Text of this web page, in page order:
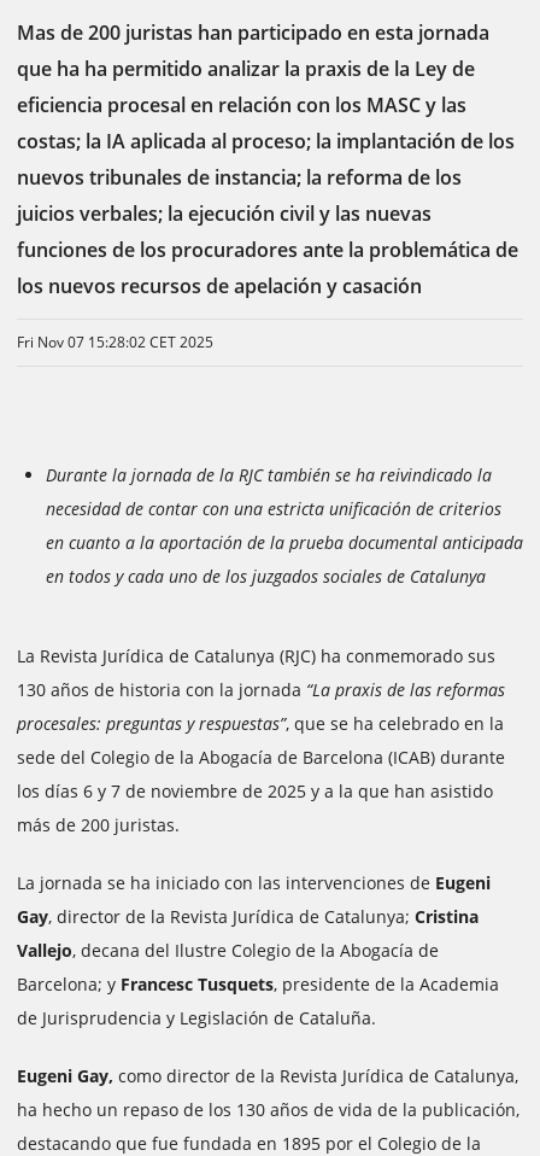
Mas de 200 juristas han participado en esta jornada
que ha ha permitido analizar la praxis de la Ley de
eficiencia procesal en relación con los MASC y las
costas; la IA aplicada al proceso; la implantación de los
nuevos tribunales de instancia; la reforma de los
juicios verbales; la ejecución civil y las nuevas
funciones de los procuradores ante la problemática de
los nuevos recursos de apelación y casación
Fri Nov 07 15:28:02 CET 2025
Durante la jornada de la RJC también se ha reivindicado la
necesidad de contar con una estricta unificación de criterios
en cuanto a la aportación de la prueba documental anticipada
en todos y cada uno de los juzgados sociales de Catalunya
La Revista Jurídica de Catalunya (RJC) ha conmemorado sus
130 años de historia con la jornada “La praxis de las reformas
procesales: preguntas y respuestas”, que se ha celebrado en la
sede del Colegio de la Abogacía de Barcelona (ICAB) durante
los días 6 y 7 de noviembre de 2025 y a la que han asistido
más de 200 juristas.
La jornada se ha iniciado con las intervenciones de Eugeni
Gay, director de la Revista Jurídica de Catalunya; Cristina
Vallejo, decana del Ilustre Colegio de la Abogacía de
Barcelona; y Francesc Tusquets, presidente de la Academia
de Jurisprudencia y Legislación de Cataluña.
Eugeni Gay, como director de la Revista Jurídica de Catalunya,
ha hecho un repaso de los 130 años de vida de la publicación,
destacando que fue fundada en 1895 por el Colegio de la